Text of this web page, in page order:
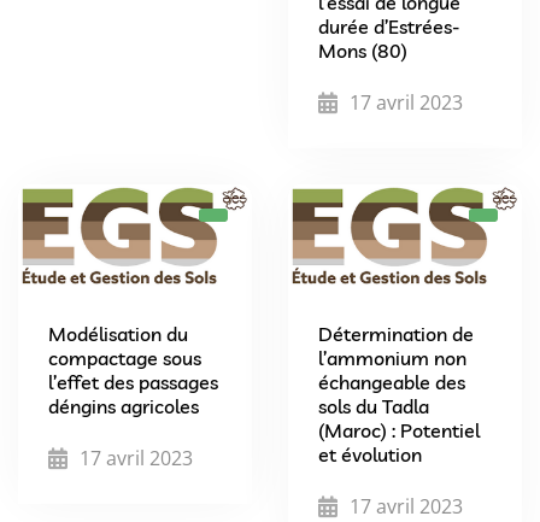
durée d’Estrées-
Mons (80)
17 avril 2023
Modélisation du
compactage sous
l’effet des passages
déngins agricoles
17 avril 2023
Détermination de
l’ammonium non
échangeable des
sols du Tadla
(Maroc) : Potentiel
et évolution
17 avril 2023